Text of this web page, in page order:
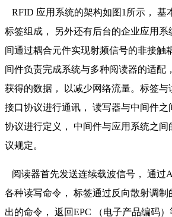
RFID 应用系统的架构如图1所示， 基
标签组成， 另外还有后台的企业应用系
间通过耦合元件实现射频信号的非接触
间件负责完成系统与多种阅读器的适配
获得的数据， 以减少网络流量。标签与
接口协议进行通讯， 读写器与中间件之
协议进行定义， 中间件与应用系统之
议规定。
阅读器首先发送连续载波信号， 通过
各种读写命令， 标签通过反向散射调
出的命令， 返回EPC （电子产品编码）